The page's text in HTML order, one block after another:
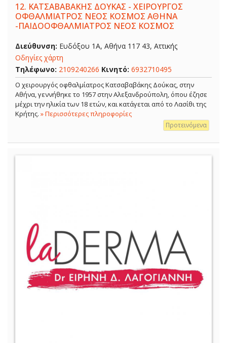
12. ΚΑΤΣΑΒΑΒΑΚΗΣ ΔΟΥΚΑΣ - ΧΕΙΡΟΥΡΓΟΣ
ΟΦΘΑΛΜΙΑΤΡΟΣ ΝΕΟΣ ΚΟΣΜΟΣ ΑΘΗΝΑ
-ΠΑΙΔΟΟΦΘΑΛΜΙΑΤΡΟΣ ΝΕΟΣ ΚΟΣΜΟΣ
Διεύθυνση: Ευδόξου 1Α, Αθήνα 117 43, Αττικής
Οδηγίες χάρτη
Τηλέφωνο: 2109240266 Κινητό: 6932710495
Ο χειρουργός οφθαλμίατρος Κατσαβαβάκης Δούκας, στην
Αθήνα, γεννήθηκε το 1957 στην Αλεξανδρούπολη, όπου έζησε
μέχρι την ηλικία των 18 ετών, και κατάγεται από το Λασίθι της
Κρήτης. » Περισσότερες πληροφορίες
Προτεινόμενα